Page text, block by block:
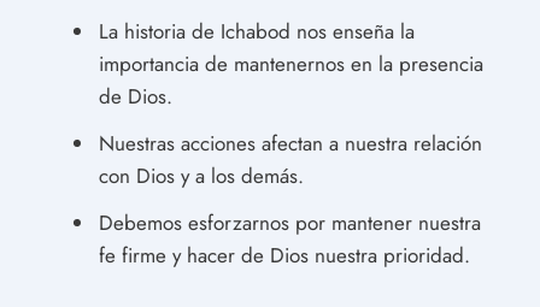
La historia de Ichabod nos enseña la
importancia de mantenernos en la presencia
de Dios.
Nuestras acciones afectan a nuestra relación
con Dios y a los demás.
Debemos esforzarnos por mantener nuestra
fe firme y hacer de Dios nuestra prioridad.